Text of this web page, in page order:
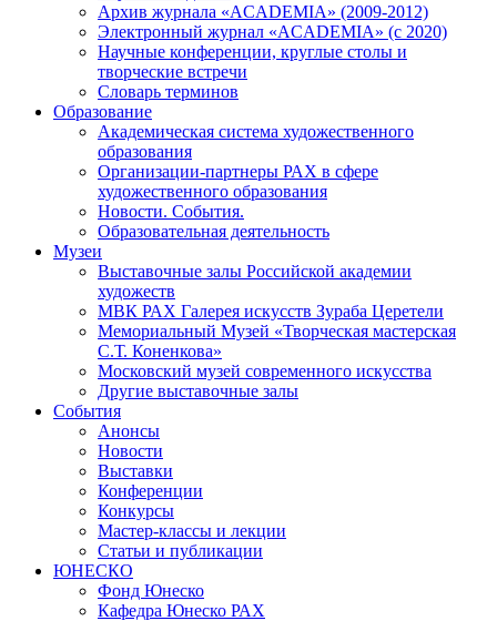
Архив журнала «ACADEMIA» (2009-2012)
Электронный журнал «ACADEMIA» (с 2020)
Научные конференции, круглые столы и
творческие встречи
Словарь терминов
Образование
Академическая система художественного
образования
Организации-партнеры РАХ в сфере
художественного образования
Новости. События.
Образовательная деятельность
Музеи
Выставочные залы Российской академии
художеств
МВК РАХ Галерея искусств Зураба Церетели
Мемориальный Музей «Творческая мастерская
С.Т. Коненкова»
Московский музей современного искусства
Другие выставочные залы
События
Анонсы
Новости
Выставки
Конференции
Конкурсы
Мастер-классы и лекции
Статьи и публикации
ЮНЕСКО
Фонд Юнеско
Кафедра Юнеско РАХ